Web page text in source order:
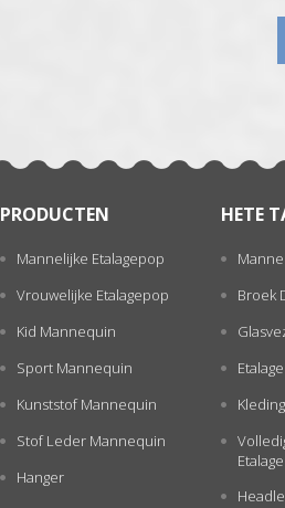
PRODUCTEN
Mannelijke Etalagepop
Vrouwelijke Etalagepop
Kid Mannequin
Sport Mannequin
Kunststof Mannequin
Stof Leder Mannequin
Hanger
HETE
Broek